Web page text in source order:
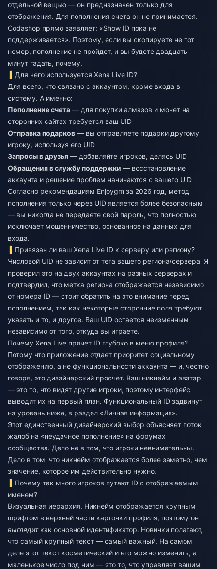
отдельной вещью — он предназначен только для
отображения. Для пополнения счета он не принимается.
Codashop прямо заявляет: «Show ID пока не
поддерживается». Поэтому, если вы скопируете не тот
номер, пополнение не пройдет, и вы будете двадцать
минут гадать, почему.
Для чего используется Xena Live ID?
Для всего, что связано с аккаунтом, кроме входа в
систему. А именно:
Пополнение счета — для покупки алмазов и монет на
сторонних сайтах требуется ваш UID
Отправка подарков — вы отправляете подарки другому
игроку, используя его UID
Запросы в друзья — добавляйте игроков, делясь UID
Обращения в службу поддержки — восстановление
аккаунта и решение проблем начинаются с вашего UID
Согласно рекомендациям Enjoygm за 2026 год, метод
пополнения только через UID является более безопасным
— вы никогда не передаете свой пароль, что полностью
исключает мошенничество, основанное на данных для
входа.
Привязан ли ваш Xena Live ID к серверу или региону?
Числовой UID не зависит от тега вашего региона/сервера. Я
проверил это на двух аккаунтах на разных серверах и
подтвердил, что метка региона отображается независимо
от номера ID — стоит обратить на это внимание перед
пополнением, так как некоторые сторонние поля требуют
указать и то, и другое. Ваш UID остается неизменным
независимо от того, откуда вы играете.
Почему Xena Live прячет ID глубоко в меню профиля?
Потому что приложение отдает приоритет социальному
отображению, а не функциональности аккаунта — и, честно
говоря, это дизайнерский просчет. Ваш никнейм и аватар
— это то, что видят другие игроки, поэтому интерфейс
выводит их на первый план. Функциональный ID задвинут
на уровень ниже, в раздел «Личная информация».
Этот единственный дизайнерский выбор объясняет поток
жалоб на «неудачное пополнение» на форумах
сообщества. Дело не в том, что игроки невнимательны.
Дело в том, что никнейм отображается более заметно, чем
значение, которое им действительно нужно.
Почему так много игроков путают ID с отображаемым
именем?
Визуальная иерархия. Никнейм отображается крупным
шрифтом в верхней части карточки профиля, поэтому он
выглядиткак основной идентификатор. Новички полагают,
что самый крупный текст — самый важный. На самом
деле этот текст косметический и его можно изменить, а
маленькое число под ним — это то, что управляет вашим